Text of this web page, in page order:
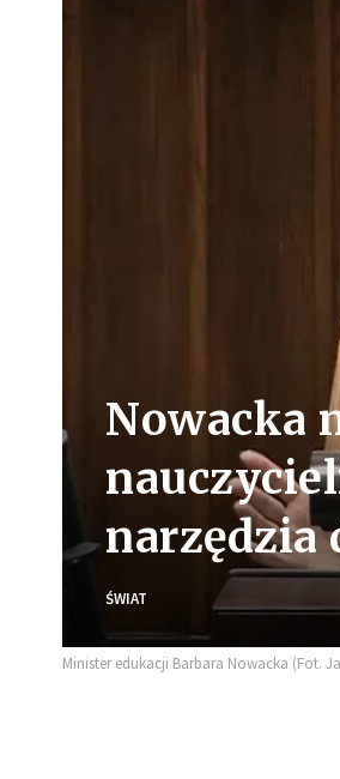
Nowacka
narzędzia
ŚWIAT
Minister edukacji Barbara Nowacka (Fot.